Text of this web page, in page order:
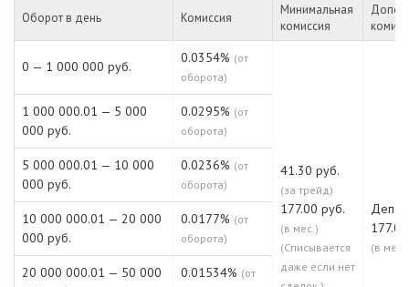
Оборот в день Комиссия
Минимальная
комиссия
0 — 1 000 000 руб.
0.0354% (от
оборота)
41.30 руб.
(за трейд)
177.00 руб.
(в мес.)
(Списывается
даже если нет
Депо:
(в мес.)
1 000 000.01 — 5 000
000 руб.
0.0295% (от
оборота)
5 000 000.01 — 10 000
000 руб.
0.0236% (от
оборота)
10 000 000.01 — 20 000
000 руб.
0.0177% (от
оборота)
20 000 000.01 — 50 000
0.01534% (от